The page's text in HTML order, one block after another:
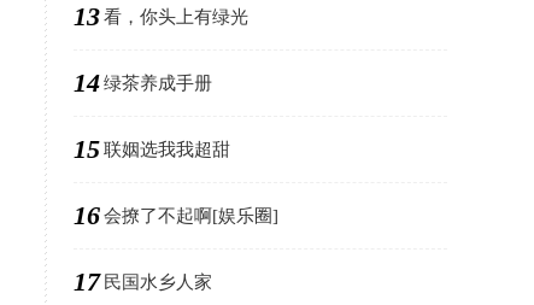
13看，你头上有绿光
14绿茶养成手册
15联姻选我我超甜
16会撩了不起啊[娱乐圈]
17 民国水乡人家